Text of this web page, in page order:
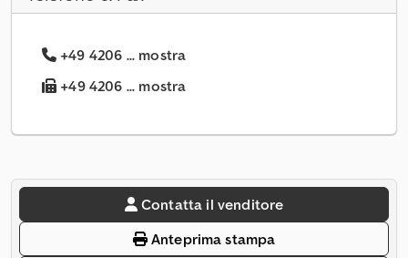
+49 4206 ... mostra
+49 4206 ... mostra
Contatta il venditore
Anteprima stampa